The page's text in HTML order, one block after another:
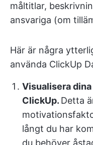
måltitlar,
ansvariga (om
Här är några
använda ClickUp
Visualisera
ClickUp. Detta
långt du har
du behöver